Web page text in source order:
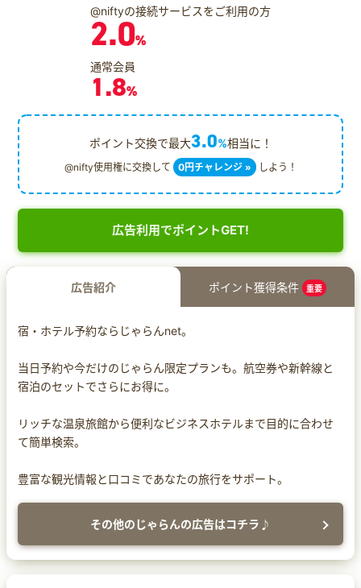
@niftyの接続サービスをご利用の方
2.0%
通常会員
1.8%
ポイント交換で最大3.0%相当に！
@nifty使用権に交換して 0円チャレンジ » しよう！
広告利用でポイントGET!
広告紹介 ポイント獲得条件 重要
宿・ホテル予約ならじゃらんnet。
当日予約や今だけのじゃらん限定プランも。航空券や新幹線と
宿泊のセットでさらにお得に。
リッチな温泉旅館から便利なビジネスホテルまで目的に合わせ
て簡単検索。
豊富な観光情報と口コミであなたの旅行をサポート。
その他のじゃらんの広告はコチラ♪